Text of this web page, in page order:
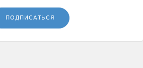
ПОДПИСАТЬСЯ